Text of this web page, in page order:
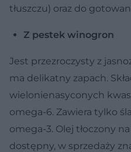
tłuszczu) oraz do
Z pestek winogron
Jest przezroczysty z
ma delikatny zapach.
wielonienasyconych
omega-6. Zawiera tylko
omega-3. Olej tłoczony
dostępny, w sprzedaży